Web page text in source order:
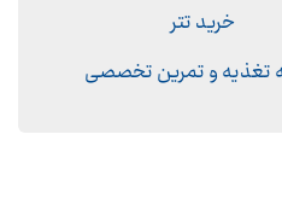
خرید تتر
تغذیه و تمرین تخصصی